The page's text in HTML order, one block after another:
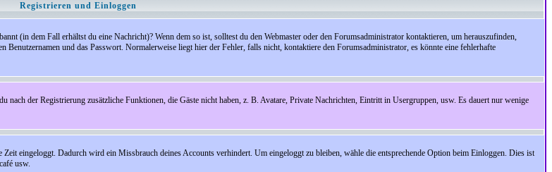
Registrieren und Einloggen
(in dem Fall erhältst du eine Nachricht)? Wenn dem so ist, solltest du den Webmaster oder den Forumsadministrator kontaktieren, um herauszufinden,
und das Passwort. Normalerweise liegt hier der Fehler, falls nicht, kontaktiere den Forumsadministrator, es könnte eine fehlerhafte
der Registrierung zusätzliche Funktionen, die Gäste nicht haben, z. B. Avatare, Private Nachrichten, Eintritt in Usergruppen, usw. Es dauert nur wenige
eingeloggt. Dadurch wird ein Missbrauch deines Accounts verhindert. Um eingeloggt zu bleiben, wähle die entsprechende Option beim Einloggen. Dies ist
usw.